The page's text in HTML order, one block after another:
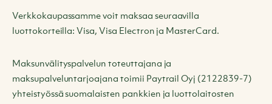
Verkkokaupassamme voit maksaa seuraavilla
luottokorteilla: Visa, Visa Electron ja MasterCard.
Maksunvälityspalvelun toteuttajana ja
maksupalveluntarjoajana toimii Paytrail Oyj (2122839-7)
yhteistyössä suomalaisten pankkien ja luottolaitosten